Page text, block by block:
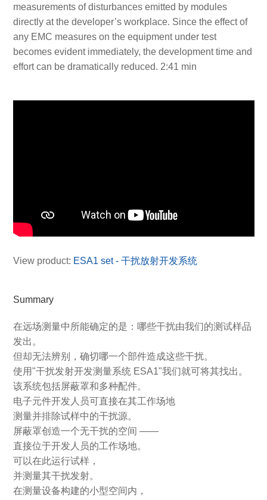
measurements of disturbances emitted by modules
directly at the developer’s workplace. Since the effect of
any EMC measures on the equipment under test
becomes evident immediately, the development time and
effort can be dramatically reduced. 2:41 min
View product: ESA1 set - 干扰放射开发系统
Summary
在远场测量中所能确定的是：哪些干扰由我们的测试样品
发出。
但却无法辨别，确切哪一个部件造成这些干扰。
使用"干扰发射开发测量系统 ESA1"我们就可将其找出。
该系统包括屏蔽罩和多种配件。
电子元件开发人员可直接在其工作场地
测量并排除试样中的干扰源。
屏蔽罩创造一个无干扰的空间 ——
直接位于开发人员的工作场地。
可以在此运行试样，
并测量其干扰发射。
在测量设备构建的小型空间内，